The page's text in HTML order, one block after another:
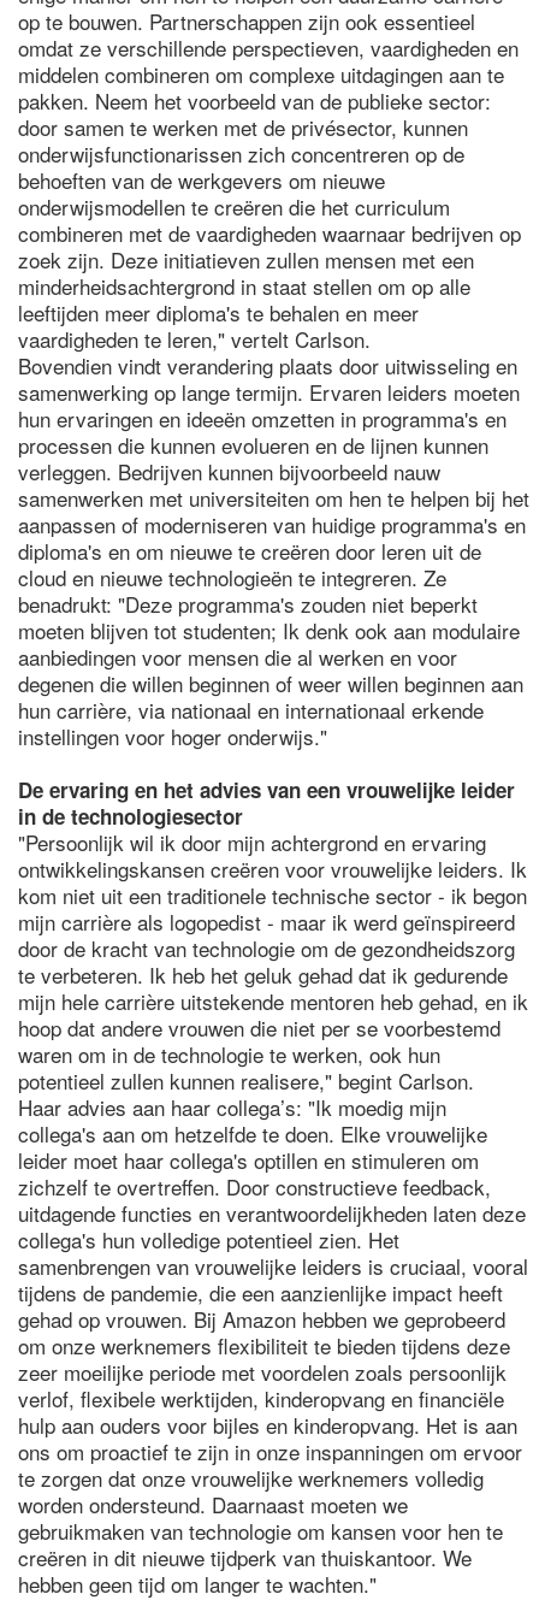
op te bouwen. Partnerschappen zijn ook essentieel
omdat ze verschillende perspectieven, vaardigheden en
middelen combineren om complexe uitdagingen aan te
pakken. Neem het voorbeeld van de publieke sector:
door samen te werken met de privésector, kunnen
onderwijsfunctionarissen zich concentreren op de
behoeften van de werkgevers om nieuwe
onderwijsmodellen te creëren die het curriculum
combineren met de vaardigheden waarnaar bedrijven op
zoek zijn. Deze initiatieven zullen mensen met een
minderheidsachtergrond in staat stellen om op alle
leeftijden meer diploma's te behalen en meer
vaardigheden te leren," vertelt Carlson.
Bovendien vindt verandering plaats door uitwisseling en
samenwerking op lange termijn. Ervaren leiders moeten
hun ervaringen en ideeën omzetten in programma's en
processen die kunnen evolueren en de lijnen kunnen
verleggen. Bedrijven kunnen bijvoorbeeld nauw
samenwerken met universiteiten om hen te helpen bij het
aanpassen of moderniseren van huidige programma's en
diploma's en om nieuwe te creëren door leren uit de
cloud en nieuwe technologieën te integreren. Ze
benadrukt: "Deze programma's zouden niet beperkt
moeten blijven tot studenten; Ik denk ook aan modulaire
aanbiedingen voor mensen die al werken en voor
degenen die willen beginnen of weer willen beginnen aan
hun carrière, via nationaal en internationaal erkende
instellingen voor hoger onderwijs."
De ervaring en het advies van een vrouwelijke leider
in de technologiesector
"Persoonlijk wil ik door mijn achtergrond en ervaring
ontwikkelingskansen creëren voor vrouwelijke leiders. Ik
kom niet uit een traditionele technische sector - ik begon
mijn carrière als logopedist - maar ik werd geïnspireerd
door de kracht van technologie om de gezondheidszorg
te verbeteren. Ik heb het geluk gehad dat ik gedurende
mijn hele carrière uitstekende mentoren heb gehad, en ik
hoop dat andere vrouwen die niet per se voorbestemd
waren om in de technologie te werken, ook hun
potentieel zullen kunnen realisere," begint Carlson.
Haar advies aan haar collega’s: "Ik moedig mijn
collega's aan om hetzelfde te doen. Elke vrouwelijke
leider moet haar collega's optillen en stimuleren om
zichzelf te overtreffen. Door constructieve feedback,
uitdagende functies en verantwoordelijkheden laten deze
collega's hun volledige potentieel zien. Het
samenbrengen van vrouwelijke leiders is cruciaal, vooral
tijdens de pandemie, die een aanzienlijke impact heeft
gehad op vrouwen. Bij Amazon hebben we geprobeerd
om onze werknemers flexibiliteit te bieden tijdens deze
zeer moeilijke periode met voordelen zoals persoonlijk
verlof, flexibele werktijden, kinderopvang en financiële
hulp aan ouders voor bijles en kinderopvang. Het is aan
ons om proactief te zijn in onze inspanningen om ervoor
te zorgen dat onze vrouwelijke werknemers volledig
worden ondersteund. Daarnaast moeten we
gebruikmaken van technologie om kansen voor hen te
creëren in dit nieuwe tijdperk van thuiskantoor. We
hebben geen tijd om langer te wachten."